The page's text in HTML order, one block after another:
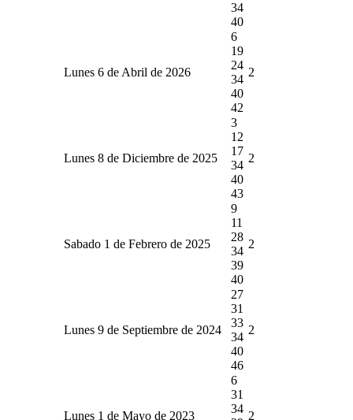
34
40
Lunes 6 de Abril de 2026
6
19
24
34
40
42
2
Lunes 8 de Diciembre de 2025
3
12
17
34
40
43
2
Sabado 1 de Febrero de 2025
9
11
28
34
39
40
2
Lunes 9 de Septiembre de 2024
27
31
33
34
40
46
2
Lunes 1 de Mayo de 2023
6
31
34
2